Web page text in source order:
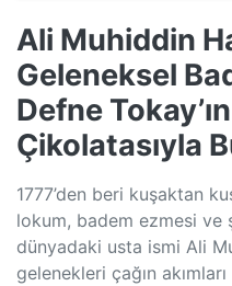
Ali Muhiddin
Geleneksel
Defne
Çikolatasıyla
1777’den beri kuşaktan
lokum, badem ezmesi ve
dünyadaki usta ismi Ali
gelenekleri çağın